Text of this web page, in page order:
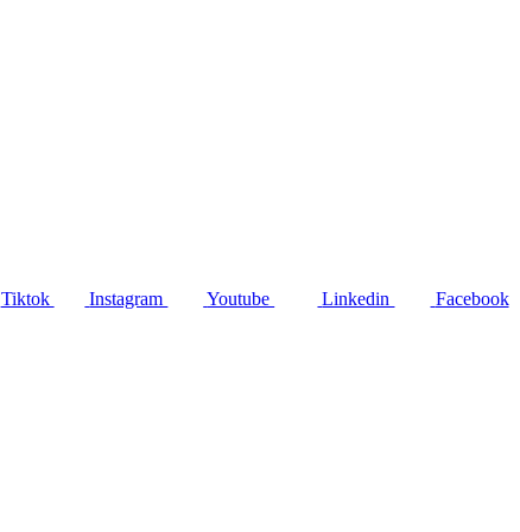
Tiktok Instagram Youtube Linkedin Facebook